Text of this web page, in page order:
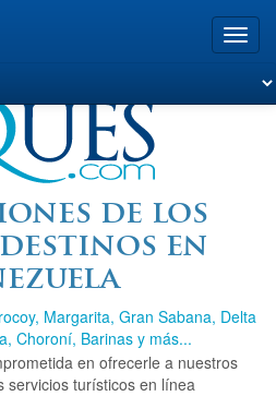
a Los
de los
en
Margarita, Gran Sabana, Delta
Choroní, Barinas y más...
en ofrecerle a nuestros
servicios turísticos en línea